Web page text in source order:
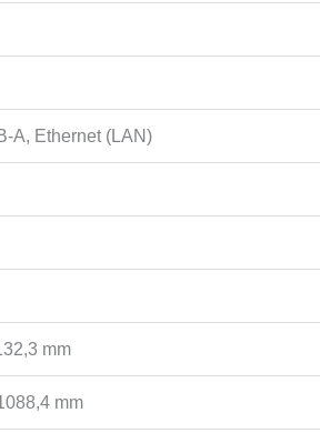
A, Ethernet (LAN)
mm
mm